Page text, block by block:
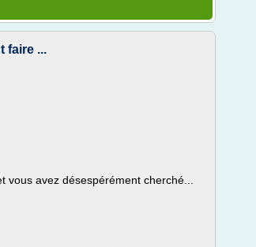
faire ...
avez désespérément cherché...